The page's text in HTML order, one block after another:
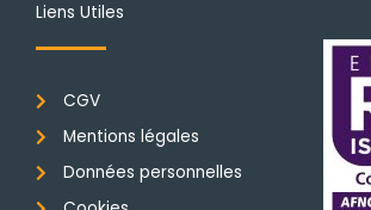
f
g
r
a
Liens Utiles
CGV
Mentions légales
Données personnelles